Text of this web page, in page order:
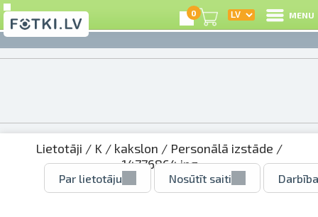
0 MENU
Lietotāji / K / kakslon / Personālā izstāde /
14776864.jpg
Par lietotāju Nosūtīt saiti